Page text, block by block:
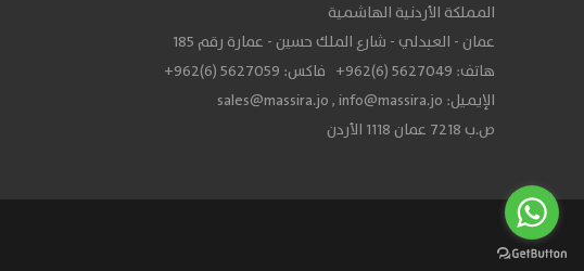
المملكة الأردنية الهاشمية
عمان - العبدلي - شارع الملك حسين - عمارة رقم 185
هاتف: +962(6) 5627049 فاكس: +962(6) 5627059
الإيميل:
sales@massira.jo,info@massira.jo
ص.ب 7218 عمان 1118 الأردن